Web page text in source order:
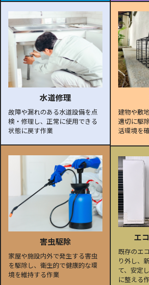
水道修理
故障や漏れのある水道設備を点
検・修理し、正常に使用できる
状態に戻す作業
建物や敷
適切に駆
活環境を
害虫駆除
家屋や施設内外で発生する害虫
を駆除し、衛生的で健康的な環
境を維持する作業
エ
既存のエ
り外し、
て、安定
に整える